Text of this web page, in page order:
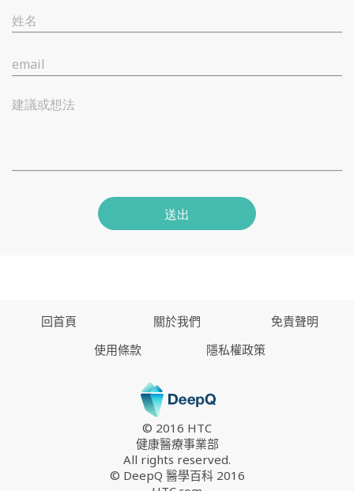
姓名
email
建議或想法
送出
回首頁 關於我們
免責聲明
使用條款
隱私權政策
© 2016 HTC
健康醫療事業部
All rights reserved.
© DeepQ 醫學百科 2016